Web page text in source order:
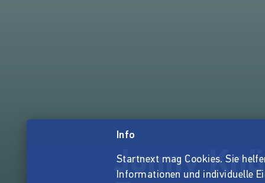
Jonny
Info
Startnext mag Cookies. Sie
Informationen und individuelle